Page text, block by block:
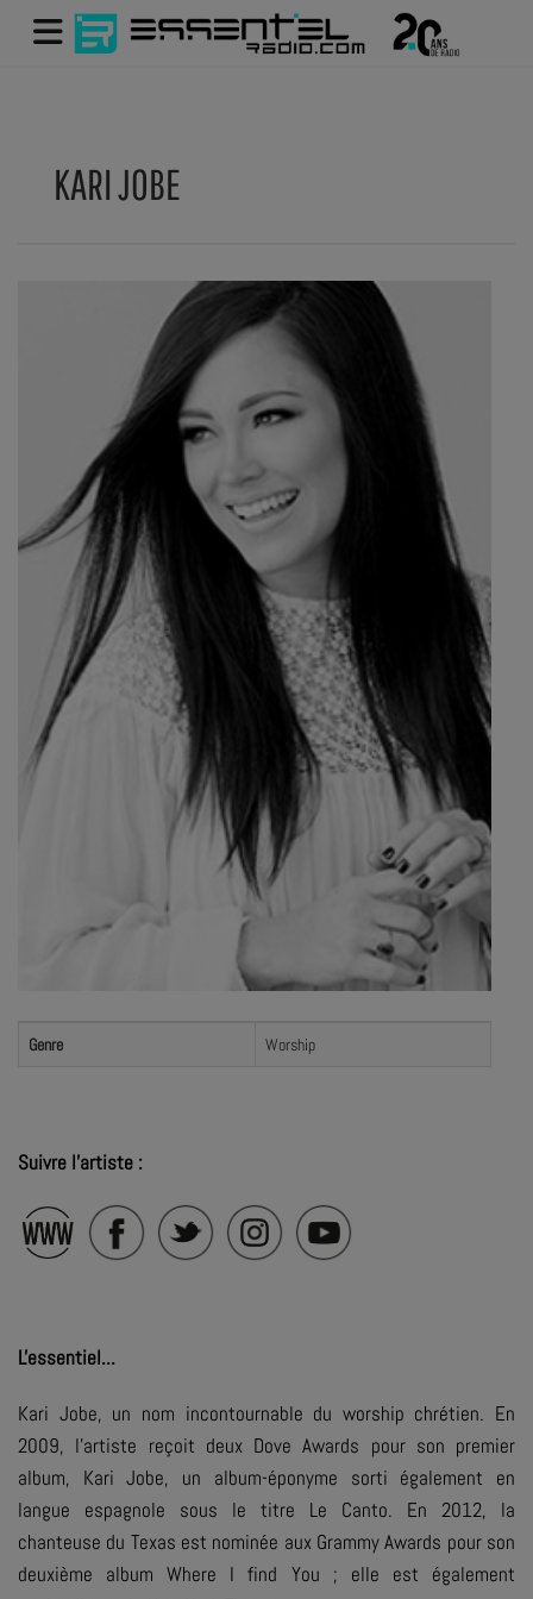
KARI JOBE
Genre Worship
Suivre l'artiste :
L'essentiel...
Kari Jobe, un nom incontournable du worship chrétien. En
2009, l’artiste reçoit deux Dove Awards pour son premier
album, Kari Jobe, un album-éponyme sorti également en
langue espagnole sous le titre Le Canto. En 2012, la
chanteuse du Texas est nominée aux Grammy Awards pour son
deuxième albumWhere I find You ; elle est également